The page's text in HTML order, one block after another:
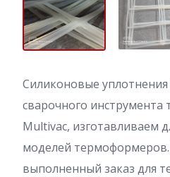
Силиконовые уплотнения
сварочного
Multivac, изготавливаем
моделей
выполненный заказ для